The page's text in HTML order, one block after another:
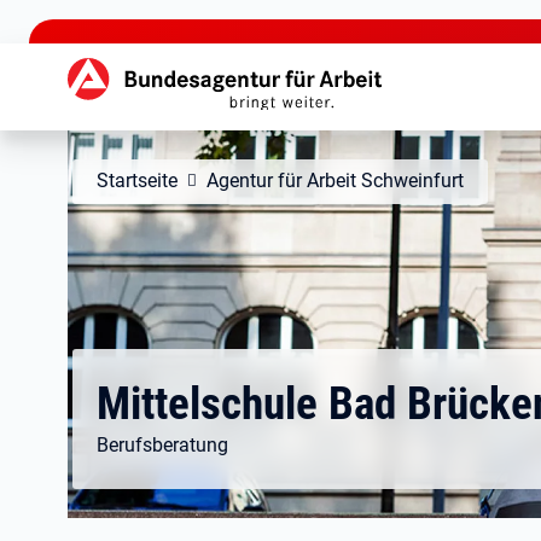
zu den Hauptinhalten springen
Hauptnavigation
Startseite Agentur für Arbeit Schweinfurt
Mittelschule Bad
Berufsberatung